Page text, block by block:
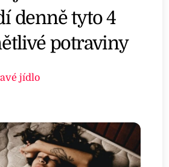
denně tyto 4
potraviny
jídlo